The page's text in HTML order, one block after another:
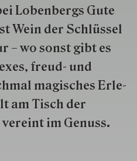
Lobenbergs Gute
Wein der Schlüs­sel
– wo sonst gibt es
freud- und
ma­gisch­es Er­le­
am Tisch der
im Genuss.